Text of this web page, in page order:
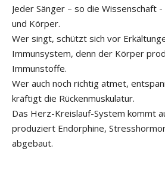
Jeder Sänger – so die Wissenschaft
und Körper.
Wer singt, schützt sich vor
Immunsystem, denn der Körper
Immunstoffe.
Wer auch noch richtig atmet,
kräftigt die Rückenmuskulatur.
Das Herz-Kreislauf-System kommt
produziert Endorphine,
abgebaut.